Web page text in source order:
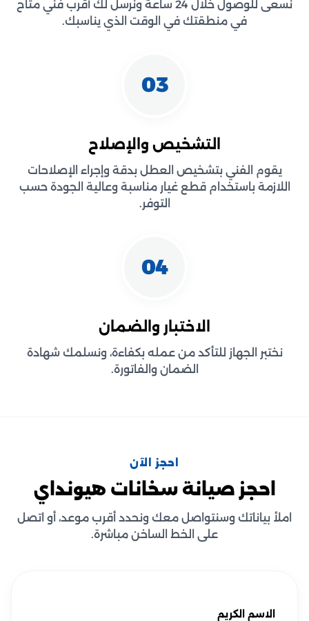
نسعى للوصول خلال 24 ساعة ونرسل لك أقرب فني متاح
في منطقتك في الوقت الذي يناسبك.
03
التشخيص والإصلاح
يقوم الفني بتشخيص العطل بدقة وإجراء الإصلاحات
اللازمة باستخدام قطع غيار مناسبة وعالية الجودة حسب
التوفر.
04
الاختبار والضمان
نختبر الجهاز للتأكد من عمله بكفاءة، ونسلمك شهادة
الضمان والفاتورة.
احجز الآن
احجز صيانة سخانات هيونداي
املأ بياناتك وسنتواصل معك ونحدد أقرب موعد، أو اتصل
على الخط الساخن مباشرة.
الاسم الكريم